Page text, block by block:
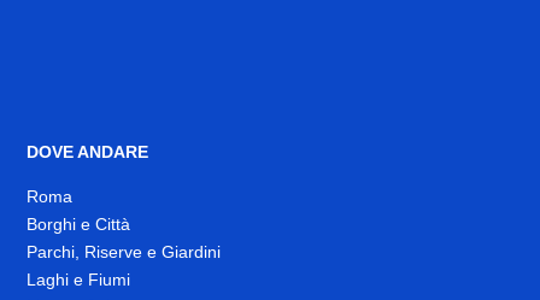
DOVE ANDARE
Roma
Borghi e Città
Parchi, Riserve e Giardini
Laghi e Fiumi